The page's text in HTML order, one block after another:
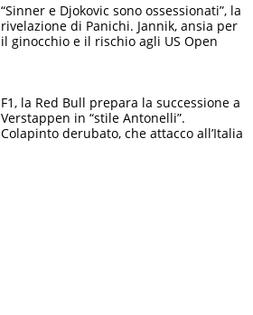
“Sinner e Djokovic sono ossessionati”, la
rivelazione di Panichi. Jannik, ansia per
il ginocchio e il rischio agli US Open
F1, la Red Bull prepara la successione a
Verstappen in “stile Antonelli”.
Colapinto derubato, che attacco all’Italia